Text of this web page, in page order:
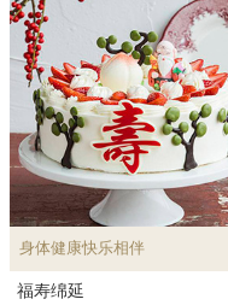
身体健康快乐相伴
福寿绵延